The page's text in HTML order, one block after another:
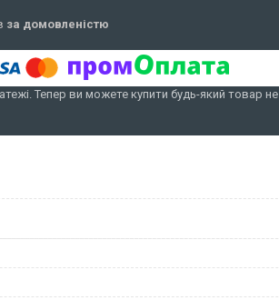
за домовленістю
Тепер ви можете купити будь-який товар не